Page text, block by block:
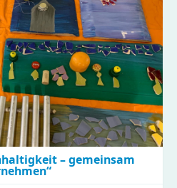
– gemeinsam